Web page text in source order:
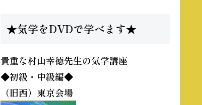
★気学をDVDで学べます★
貴重な村山幸徳先生の気学講座
◆初級・中級編◆
（旧西）東京会場